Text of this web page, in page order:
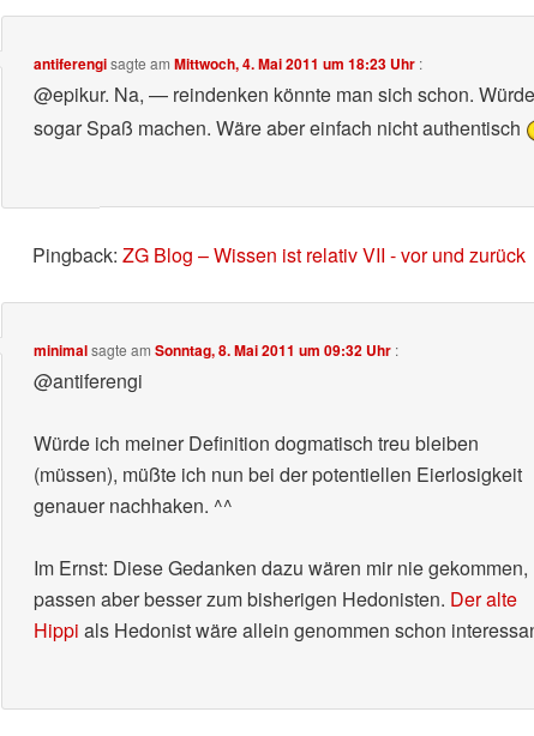
antiferengisagte am Mittwoch, 4. Mai 2011 um 18:23 Uhr :
@epikur. Na, — reindenken könnte man sich schon. Würde
sogar Spaß machen. Wäre aber einfach nicht authentisch
Pingback: ZG Blog – Wissen ist relativ VII - vor und zurück
minimalsagte am Sonntag, 8. Mai 2011 um 09:32 Uhr :
@antiferengi
Würde ich meiner Definition dogmatisch treu bleiben
(müssen), müßte ich nun bei der potentiellen Eierlosigkeit
genauer nachhaken. ^^
Im Ernst: Diese Gedanken dazu wären mir nie gekommen,
passen aber besser zum bisherigen Hedonisten. Der alte
Hippi als Hedonist wäre allein genommen schon